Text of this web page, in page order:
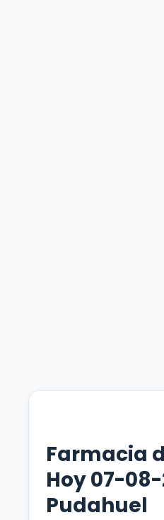
Farmacia
Hoy 07-
Pudahuel